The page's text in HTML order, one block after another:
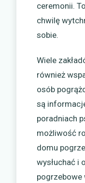
ceremonii.
chwilę
sobie.
Wiele
również
osób
są
poradniach
możliwość
domu
wysłuchać i
pogrzebowe